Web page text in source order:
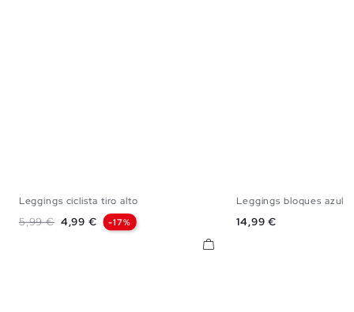
Leggings ciclista tiro alto
Precio base
5,99 € Precio
4,99 € -17%
Leggings bloques
Precio
14,99 €